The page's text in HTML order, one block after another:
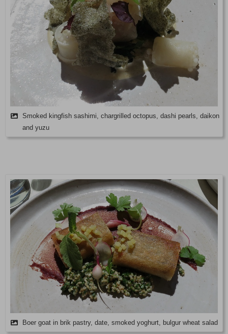
Smoked kingfish sashimi, chargrilled octopus, dashi pearls, daikon
and yuzu
Boer goat in brik pastry, date, smoked yoghurt, bulgur wheat salad